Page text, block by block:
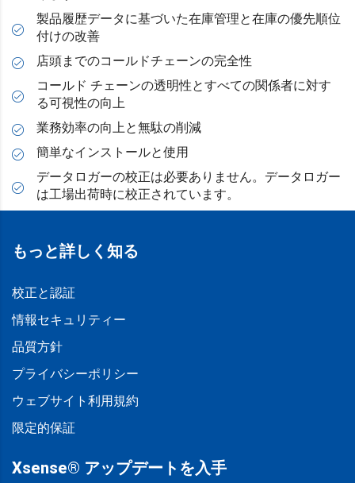
製品履歴データに基づいた在庫管理と在庫の優先順位
付けの改善
店頭までのコールドチェーンの完全性
コールド チェーンの透明性とすべての関係者に対す
る可視性の向上
業務効率の向上と無駄の削減
簡単なインストールと使用
データロガーの校正は必要ありません。データロガー
は工場出荷時に校正されています。
もっと詳しく知る
校正と認証
情報セキュリティー
品質方針
プライバシーポリシー
ウェブサイト利用規約
限定的保証
Xsense® アップデートを入手